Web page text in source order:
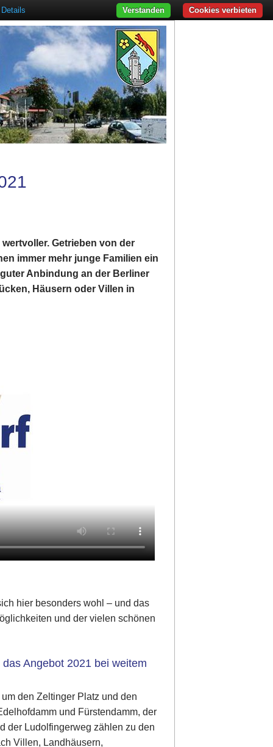
Getrieben von der
immer mehr junge Familien ein
Anbindung an der Berliner
Häusern oder Villen in
hier besonders wohl – und das
und der vielen schönen
Angebot 2021 bei weitem
den Zeltinger Platz und den
und Fürstendamm, der
der Ludolfingerweg zählen zu den
Villen, Landhäusern,
Details Cookies verbieten
Verstanden